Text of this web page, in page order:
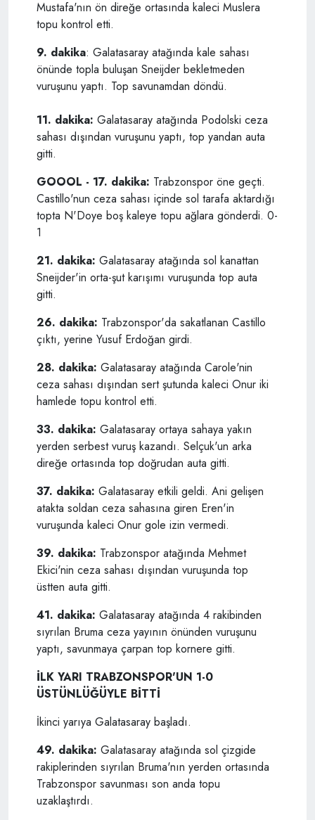
Mustafa'nın ön direğe ortasında kaleci Muslera
topu kontrol etti.
9. dakika: Galatasaray atağında kale sahası
önünde topla buluşan Sneijder bekletmeden
vuruşunu yaptı. Top savunamdan döndü.
11. dakika: Galatasaray atağında Podolski ceza
sahası dışından vuruşunu yaptı, top yandan auta
gitti.
GOOOL - 17. dakika: Trabzonspor öne geçti.
Castillo'nun ceza sahası içinde sol tarafa aktardığı
topta N'Doye boş kaleye topu ağlara gönderdi. 0-
1
21. dakika: Galatasaray atağında sol kanattan
Sneijder'in orta-şut karışımı vuruşunda top auta
gitti.
26. dakika: Trabzonspor'da sakatlanan Castillo
çıktı, yerine Yusuf Erdoğan girdi.
28. dakika: Galatasaray atağında Carole'nin
ceza sahası dışından sert şutunda kaleci Onur iki
hamlede topu kontrol etti.
33. dakika: Galatasaray ortaya sahaya yakın
yerden serbest vuruş kazandı. Selçuk'un arka
direğe ortasında top doğrudan auta gitti.
37. dakika: Galatasaray etkili geldi. Ani gelişen
atakta soldan ceza sahasına giren Eren'in
vuruşunda kaleci Onur gole izin vermedi.
39. dakika: Trabzonspor atağında Mehmet
Ekici'nin ceza sahası dışından vuruşunda top
üstten auta gitti.
41. dakika: Galatasaray atağında 4 rakibinden
sıyrılan Bruma ceza yayının önünden vuruşunu
yaptı, savunmaya çarpan top kornere gitti.
İLK YARI TRABZONSPOR'UN 1-0
ÜSTÜNLÜĞÜYLE BİTTİ
İkinci yarıya Galatasaray başladı.
49. dakika: Galatasaray atağında sol çizgide
rakiplerinden sıyrılan Bruma'nın yerden ortasında
Trabzonspor savunması son anda topu
uzaklaştırdı.